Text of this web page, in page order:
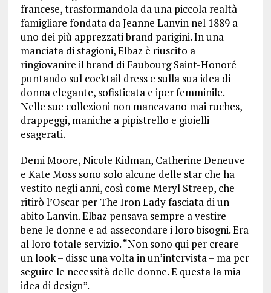
francese, trasformandola da una piccola realtà
famigliare fondata da Jeanne Lanvin nel 1889 a
uno dei più apprezzati brand parigini. In una
manciata di stagioni, Elbaz è riuscito a
ringiovanire il brand di Faubourg Saint-Honoré
puntando sul cocktail dress e sulla sua idea di
donna elegante, sofisticata e iper femminile.
Nelle sue collezioni non mancavano mai ruches,
drappeggi, maniche a pipistrello e gioielli
esagerati.
Demi Moore, Nicole Kidman, Catherine Deneuve
e Kate Moss sono solo alcune delle star che ha
vestito negli anni, così come Meryl Streep, che
ritirò l’Oscar per The Iron Lady fasciata di un
abito Lanvin. Elbaz pensava sempre a vestire
bene le donne e ad assecondare i loro bisogni. Era
al loro totale servizio. “Non sono qui per creare
un look – disse una volta in un’intervista – ma per
seguire le necessità delle donne. E questa la mia
idea di design”.